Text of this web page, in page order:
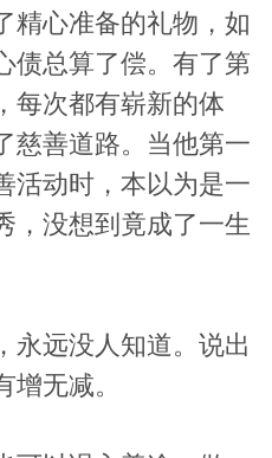
精心准备的礼物，如
债总算了偿。有了第
每次都有崭新的体
慈善道路。当他第一
活动时，本以为是一
，没想到竟成了一生
永远没人知道。说出
无减。